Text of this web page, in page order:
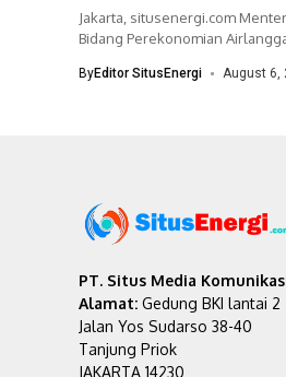
Jakarta, situsenergi.com
Bidang Perekonomian
mempercepat...
ByEditor SitusEnergi August 6,
PT. Situs Media
Alamat: Gedung BKI lantai 2
Jalan Yos Sudarso 38-40
Tanjung Priok
JAKARTA 14230